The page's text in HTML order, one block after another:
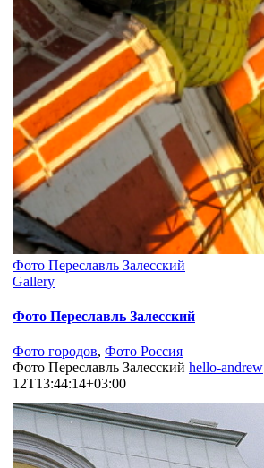
Фото Переславль Залесский
Gallery
Фото Переславль Залесский
Фото городов, Фото Россия
Фото Переславль Залесский hello-andrew
12T13:44:14+03:00